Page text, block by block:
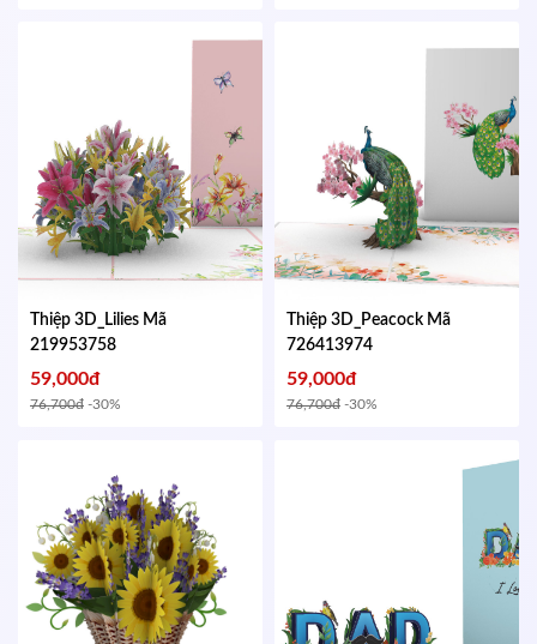
Thiệp 3D_Lilies Mã
219953758
59,000đ
76,700đ -30%
Thiệp 3D_Peacock Mã
726413974
59,000đ
76,700đ -30%